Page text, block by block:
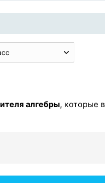
алгебры, которые